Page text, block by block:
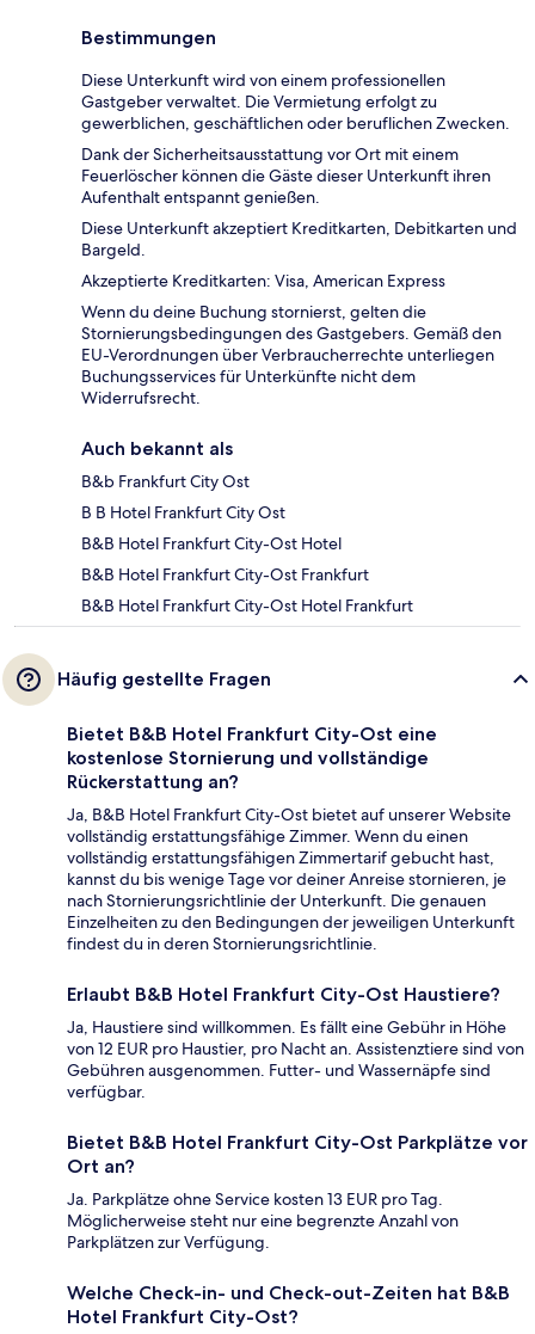
Bestimmungen
Diese Unterkunft wird von einem professionellen
Gastgeber verwaltet. Die Vermietung erfolgt zu
gewerblichen, geschäftlichen oder beruflichen Zwecken.
Dank der Sicherheitsausstattung vor Ort mit einem
Feuerlöscher können die Gäste dieser Unterkunft ihren
Aufenthalt entspannt genießen.
Diese Unterkunft akzeptiert Kreditkarten, Debitkarten und
Bargeld.
Akzeptierte Kreditkarten: Visa, American Express
Wenn du deine Buchung stornierst, gelten die
Stornierungsbedingungen des Gastgebers. Gemäß den
EU-Verordnungen über Verbraucherrechte unterliegen
Buchungsservices für Unterkünfte nicht dem
Widerrufsrecht.
Auch bekannt als
B&b Frankfurt City Ost
B B Hotel Frankfurt City Ost
B&B Hotel Frankfurt City-Ost Hotel
B&B Hotel Frankfurt City-Ost Frankfurt
B&B Hotel Frankfurt City-Ost Hotel Frankfurt
Häufig gestellte Fragen
Bietet B&B Hotel Frankfurt City-Ost eine
kostenlose Stornierung und vollständige
Rückerstattung an?
Ja, B&B Hotel Frankfurt City-Ost bietet auf unserer Website
vollständig erstattungsfähige Zimmer. Wenn du einen
vollständig erstattungsfähigen Zimmertarif gebucht hast,
kannst du bis wenige Tage vor deiner Anreise stornieren, je
nach Stornierungsrichtlinie der Unterkunft. Die genauen
Einzelheiten zu den Bedingungen der jeweiligen Unterkunft
findest du in deren Stornierungsrichtlinie.
Erlaubt B&B Hotel Frankfurt City-Ost Haustiere?
Ja, Haustiere sind willkommen. Es fällt eine Gebühr in Höhe
von 12 EUR pro Haustier, pro Nacht an. Assistenztiere sind von
Gebühren ausgenommen. Futter- und Wassernäpfe sind
verfügbar.
Bietet B&B Hotel Frankfurt City-Ost Parkplätze vor
Ort an?
Ja. Parkplätze ohne Service kosten 13 EUR pro Tag.
Möglicherweise steht nur eine begrenzte Anzahl von
Parkplätzen zur Verfügung.
Welche Check-in- und Check-out-Zeiten hat B&B
Hotel Frankfurt City-Ost?